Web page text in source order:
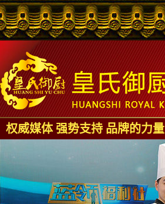
权威媒体 强势支持 品牌的力量